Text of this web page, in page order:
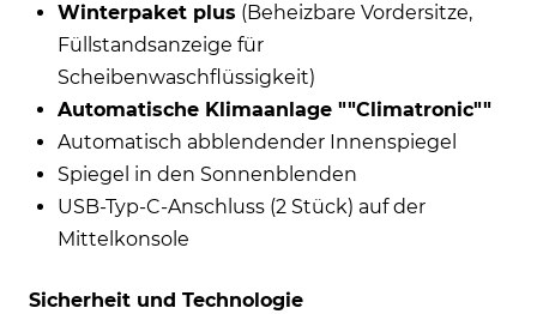
Winterpaket plus (Beheizbare Vordersitze,
Füllstandsanzeige für
Scheibenwaschflüssigkeit)
Automatische Klimaanlage ""Climatronic""
Automatisch abblendender Innenspiegel
Spiegel in den Sonnenblenden
USB-Typ-C-Anschluss (2 Stück) auf der
Mittelkonsole
Sicherheit und Technologie